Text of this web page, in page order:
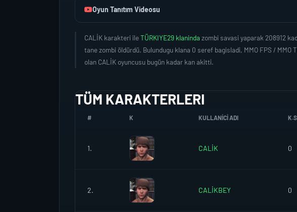
Oyun Tanıtım Videosu
CALİK karakteri ileTÜRKIYE29 klaninda zombi savasi yaparak 208912
tane zombi öldürdü. Bulundugu klana 0 seref bagisladi, MMO FPS /
olan CALİK oyuncusu bugün kadar kan akitti.
TÜM KARAKTERLERI
# K KULLANICI ADI
1. CALİK 0
2. CALİKBEY 0